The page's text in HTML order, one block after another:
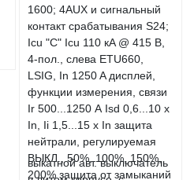
выкатной авт. выключатель